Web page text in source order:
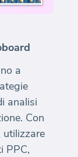
a
analisi
Con
utilizzare
PPC,